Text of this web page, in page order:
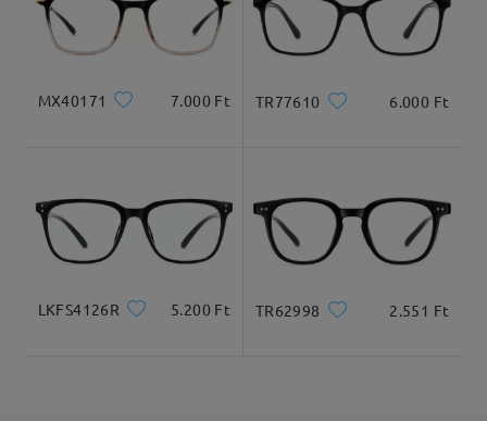
Arcforma:
Szögletes és kerek
Archossz:
20cm/7.8in
Arcszélesség:
22cm/8.6in
Teljes szélesség Szárhossz
Kiszállítva
MX40171 7.000 Ft TR77610 6.000 Ft
LKFS4126R 5.200 Ft TR62998 2.551 Ft